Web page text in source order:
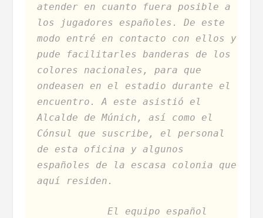
atender en cuanto fuera posible a
los jugadores españoles. De este
modo entré en contacto con ellos y
pude facilitarles banderas de los
colores nacionales, para que
ondeasen en el estadio durante el
encuentro. A este asistió el
Alcalde de Múnich, así como el
Cónsul que suscribe, el personal
de esta oficina y algunos
españoles de la escasa colonia que
aquí residen.
El equipo español